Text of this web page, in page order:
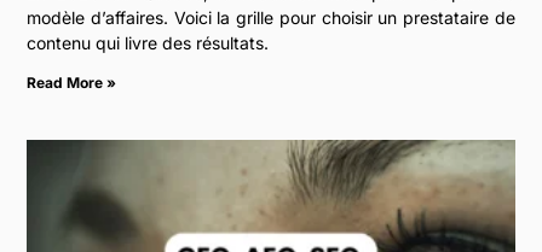
modèle d’affaires. Voici la grille pour choisir un prestataire de
contenu qui livre des résultats.
Read More »